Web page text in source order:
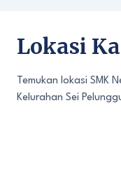
Lokasi
Temukan lokasi SMK
Kelurahan Sei